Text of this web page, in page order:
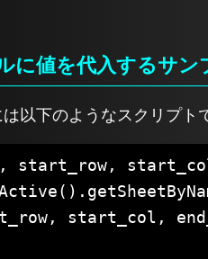
値を代入するサン
以下のようなスクリプト
start_row,